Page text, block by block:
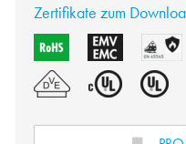
Zertifikate zum